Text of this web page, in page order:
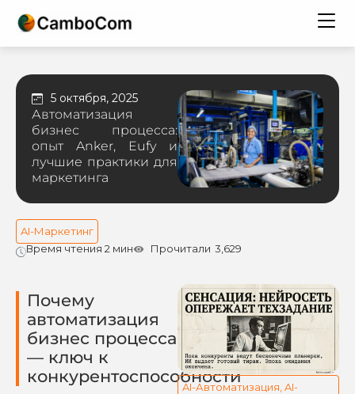
5 октября, 2025
Автоматизация
бизнес процесса:
опыт Anker, Eufy и
лучшие практики для
маркетинга
Время чтения 2 мин Прочитали 3,629
AI-Маркетинг
Почему
автоматизация
бизнес процесса
— ключ к
конкурентоспособности
AI-Автоматизация AI-